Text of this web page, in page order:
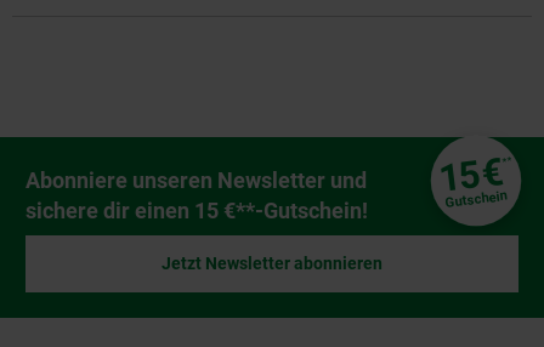
Newsletter Anmeldung
Abonniere unseren Newsletter und
sichere dir einen 15 €**-Gutschein!
15€**
Gutschein
Jetzt Newsletter abonnieren